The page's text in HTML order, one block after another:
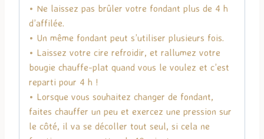
• Ne laissez pas brûler votre fondant plus de 4 h
d’affilée.
• Un même fondant peut s’utiliser plusieurs fois.
• Laissez votre cire refroidir, et rallumez votre
bougie chauffe-plat quand vous le voulez et c’est
reparti pour 4 h !
• Lorsque vous souhaitez changer de fondant,
faites chauffer un peu et exercez une pression sur
le côté, il va se décoller tout seul, si cela ne